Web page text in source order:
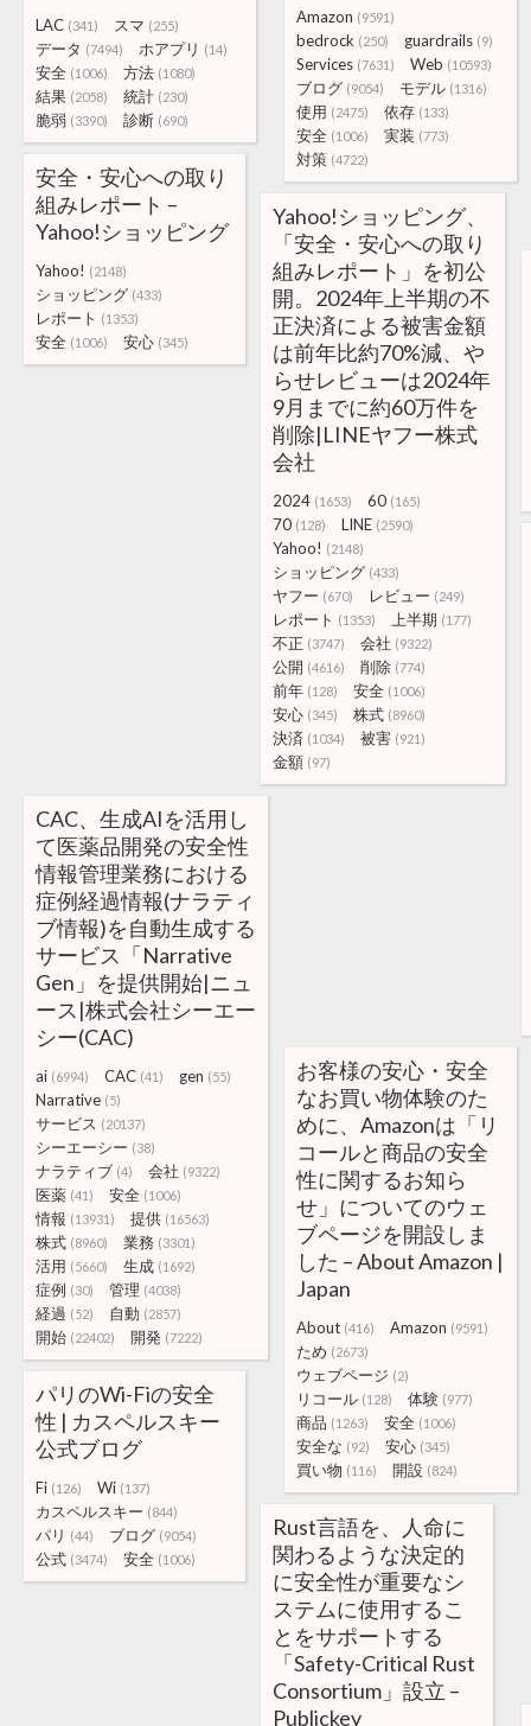
Amazon (9591)
bedrock (250) guardrails (9)
Services (7631) Web (10593)
ブログ (9054) モデル (1316)
使用 (2475) 依存 (133)
安全 (1006) 実装 (773)
対策 (4722)
LAC (341) スマ (255)
データ (7494) ホアプリ (14)
安全 (1006) 方法 (1080)
結果 (2058) 統計 (230)
脆弱 (3390) 診断 (690)
安全・安心への取り
組みレポート –
Yahoo!ショッピング
Yahoo! (2148)
ショッピング (433)
レポート (1353)
安全 (1006) 安心 (345)
Yahoo!ショッピング、
「安全・安心への取り
組みレポート」を初公
開。2024年上半期の不
正決済による被害金額
は前年比約70%減、や
らせレビューは2024年
9月までに約60万件を
削除|LINEヤフー株式
会社
2024 (1653) 60 (165)
70 (128) LINE (2590)
Yahoo! (2148)
ショッピング (433)
ヤフー (670) レビュー (249)
レポート (1353) 上半期 (177)
不正 (3747) 会社 (9322)
公開 (4616) 削除 (774)
前年 (128) 安全 (1006)
安心 (345) 株式 (8960)
決済 (1034) 被害 (921)
金額 (97)
CAC、生成AIを活用し
て医薬品開発の安全性
情報管理業務における
症例経過情報(ナラティ
ブ情報)を自動生成する
サービス「Narrative
Gen」を提供開始|ニュ
ース|株式会社シーエー
シー(CAC)
ai (6994) CAC (41) gen (55)
Narrative (5)
サービス (20137)
シーエーシー (38)
ナラティブ (4) 会社 (9322)
医薬 (41) 安全 (1006)
情報 (13931) 提供 (16563)
株式 (8960) 業務 (3301)
活用 (5660) 生成 (1692)
症例 (30) 管理 (4038)
経過 (52) 自動 (2857)
開始 (22402) 開発 (7222)
お客様の安心・安全
なお買い物体験のた
めに、Amazonは「リ
コールと商品の安全
性に関するお知ら
せ」についてのウェ
ブページを開設しま
した – About Amazon |
Japan
About (416) Amazon (9591)
ため (2673)
ウェブページ (2)
リコール (128) 体験 (977)
商品 (1263) 安全 (1006)
安全な (92) 安心 (345)
買い物 (116) 開設 (824)
パリのWi-Fiの安全
性 | カスペルスキー
公式ブログ
Fi (126) Wi (137)
カスペルスキー (844)
パリ (44) ブログ (9054)
公式 (3474) 安全 (1006)
Rust言語を、人命に
関わるような決定的
に安全性が重要なシ
ステムに使用するこ
とをサポートする
「Safety-Critical Rust
Consortium」設立 –
Publickey